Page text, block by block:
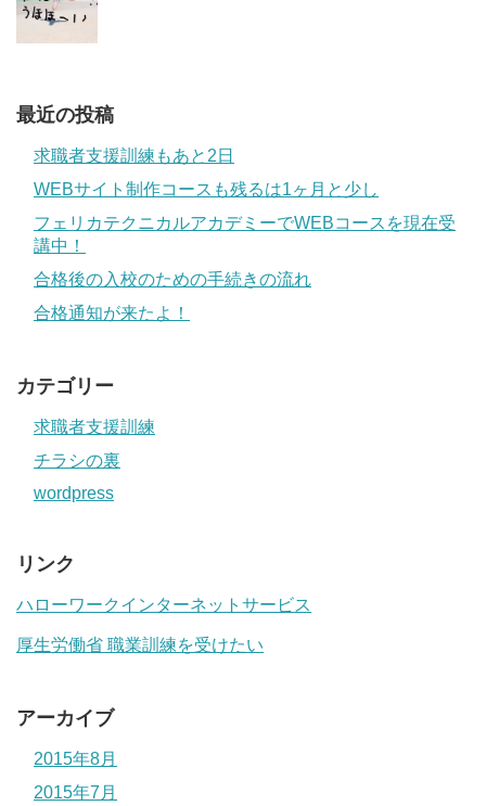
最近の投稿
求職者支援訓練もあと2日
WEBサイト制作コースも残るは1ヶ月と少し
フェリカテクニカルアカデミーでWEBコースを現在受
講中！
合格後の入校のための手続きの流れ
合格通知が来たよ！
カテゴリー
求職者支援訓練
チラシの裏
wordpress
リンク
ハローワークインターネットサービス
厚生労働省 職業訓練を受けたい
アーカイブ
2015年8月
2015年7月